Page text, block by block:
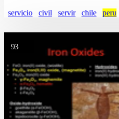
servicio civil servir chile peru
93